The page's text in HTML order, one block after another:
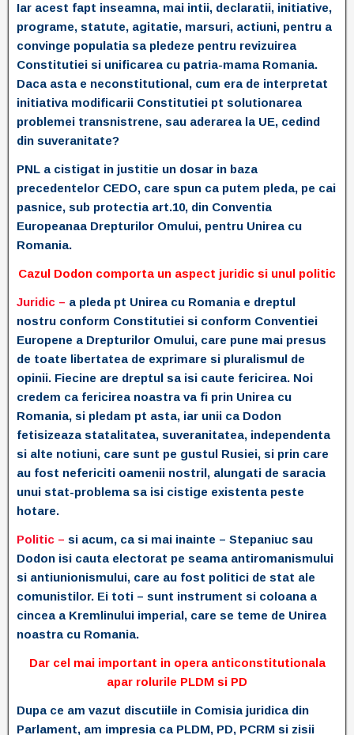
Iar acest fapt inseamna, mai intii, declaratii, initiative,
programe, statute, agitatie, marsuri, actiuni, pentru a
convinge populatia sa pledeze pentru revizuirea
Constitutiei si unificarea cu patria-mama Romania.
Daca asta e neconstitutional, cum era de interpretat
initiativa modificarii Constitutiei pt solutionarea
problemei transnistrene, sau aderarea la UE, cedind
din suveranitate?
PNL a cistigat in justitie un dosar in baza
precedentelor CEDO, care spun ca putem pleda, pe cai
pasnice, sub protectia art.10, din Conventia
Europeanaa Drepturilor Omului, pentru Unirea cu
Romania.
Cazul Dodon comporta un aspect juridic si unul politic
Juridic – a pleda pt Unirea cu Romania e dreptul
nostru conform Constitutiei si conform Conventiei
Europene a Drepturilor Omului, care pune mai presus
de toate libertatea de exprimare si pluralismul de
opinii. Fiecine are dreptul sa isi caute fericirea. Noi
credem ca fericirea noastra va fi prin Unirea cu
Romania, si pledam pt asta, iar unii ca Dodon
fetisizeaza statalitatea, suveranitatea, independenta
si alte notiuni, care sunt pe gustul Rusiei, si prin care
au fost nefericiti oamenii nostril, alungati de saracia
unui stat-problema sa isi cistige existenta peste
hotare.
Politic – si acum, ca si mai inainte – Stepaniuc sau
Dodon isi cauta electorat pe seama antiromanismului
si antiunionismului, care au fost politici de stat ale
comunistilor. Ei toti – sunt instrument si coloana a
cincea a Kremlinului imperial, care se teme de Unirea
noastra cu Romania.
Dar cel mai important in opera anticonstitutionala
apar rolurile PLDM si PD
Dupa ce am vazut discutiile in Comisia juridica din
Parlament, am impresia ca PLDM, PD, PCRM si zisii